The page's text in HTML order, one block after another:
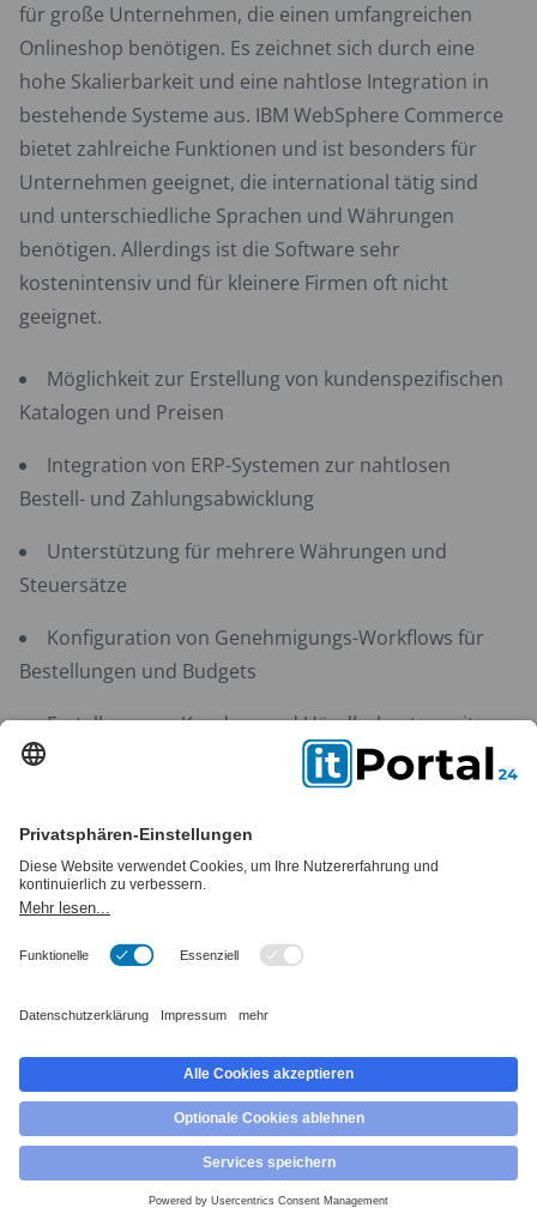
für große Unternehmen, die einen umfangreichen
Onlineshop benötigen. Es zeichnet sich durch eine
hohe Skalierbarkeit und eine nahtlose Integration in
bestehende Systeme aus. IBM WebSphere Commerce
bietet zahlreiche Funktionen und ist besonders für
Unternehmen geeignet, die international tätig sind
und unterschiedliche Sprachen und Währungen
benötigen. Allerdings ist die Software sehr
kostenintensiv und für kleinere Firmen oft nicht
geeignet.
Möglichkeit zur Erstellung von kundenspezifischen
Katalogen und Preisen
Integration von ERP-Systemen zur nahtlosen
Bestell- und Zahlungsabwicklung
Unterstützung für mehrere Währungen und
Steuersätze
Konfiguration von Genehmigungs-Workflows für
Bestellungen und Budgets
Erstellung von Kunden- und Händlerkonten mit
individuellen Berechtigungen und
Integration von Produktkonfiguratoren und
Angebotserstellungswerkzeugen für komplexe
Verkaufsprozesse
Unternehmen, die einen umfangreichen Onlineshop
benötigen. Es zeichnet sich durch eine hohe
Skalierbarkeit und eine nahtlose Integration in
bestehende Systeme aus. hybris bietet zahlreiche
Funktionen und ist besonders für Unternehmen